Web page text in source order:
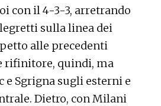
con il 4-3-3, arretrando
sulla linea dei
alle precedenti
rifinitore, quindi, ma
e Sgrigna sugli esterni e
Dietro, con Milani